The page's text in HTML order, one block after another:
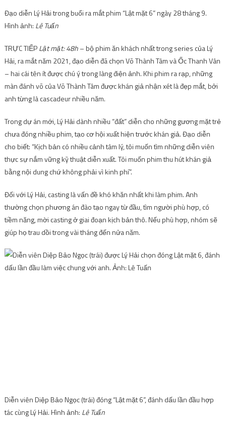
Đạo diễn Lý Hải trong buổi ra mắt phim “Lật mặt 6” ngày 28 tháng 9.
Hình ảnh: Lê Tuấn
TRỰC TIẾPLật mặt: 48h– bộ phim ăn khách nhất trong series của Lý
Hải, ra mắt năm 2021, đạo diễn đã chọn Võ Thành Tâm và Ốc Thanh Vân
– hai cái tên ít được chú ý trong làng điện ảnh. Khi phim ra rạp, những
màn đánh võ của Võ Thành Tâm được khán giả nhận xét là đẹp mắt, bởi
anh từng là cascadeur nhiều năm.
Trong dự án mới, Lý Hải dành nhiều “đất” diễn cho những gương mặt trẻ
chưa đóng nhiều phim, tạo cơ hội xuất hiện trước khán giả. Đạo diễn
cho biết: “Kịch bản có nhiều cảnh tâm lý, tôi muốn tìm những diễn viên
thực sự nắm vững kỹ thuật diễn xuất. Tôi muốn phim thu hút khán giả
bằng nội dung chứ không phải vì kinh phí”.
Đối với Lý Hải, casting là vấn đề khó khăn nhất khi làm phim. Anh
thường chọn phương án đào tạo ngay từ đầu, tìm người phù hợp, có
tiềm năng, mời casting ở giai đoạn kịch bản thô. Nếu phù hợp, nhóm sẽ
giúp họ trau dồi trong vài tháng đến nửa năm.
Diễn viên Diệp Bảo Ngọc (trái) đóng “Lật mặt 6”, đánh dấu lần đầu hợp
tác cùng Lý Hải. Hình ảnh: Lê Tuấn